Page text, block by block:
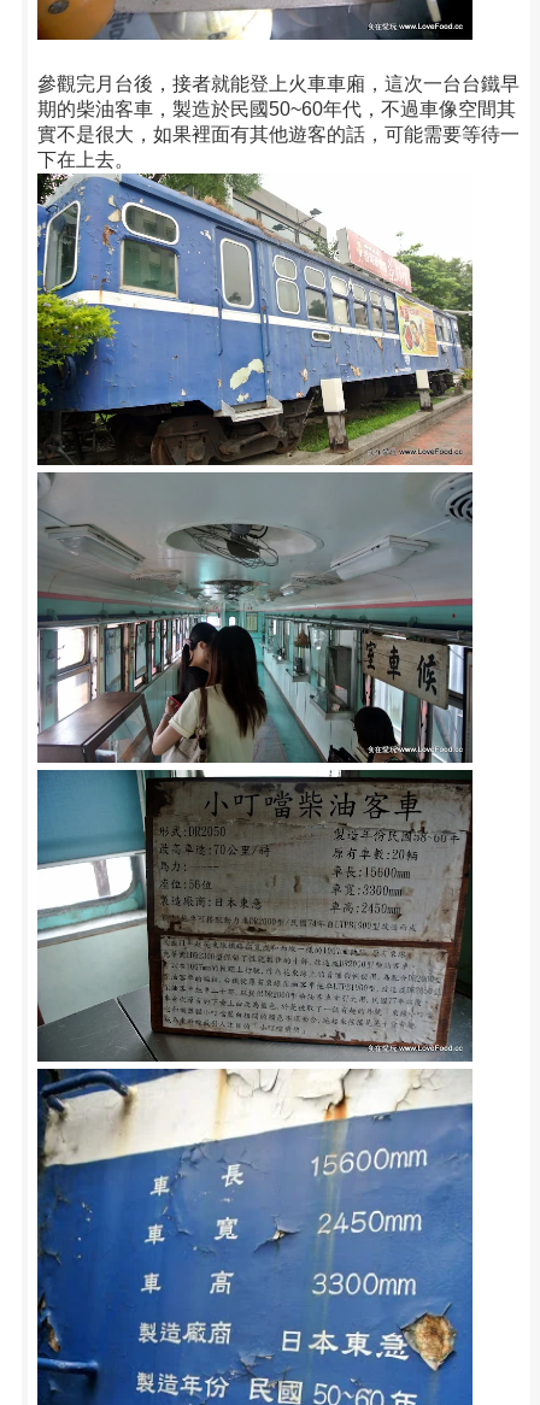
參觀完月台後，接者就能登上火車車廂，這次一台台鐵早
期的柴油客車，製造於民國50~60年代，不過車像空間其
實不是很大，如果裡面有其他遊客的話，可能需要等待一
下在上去。